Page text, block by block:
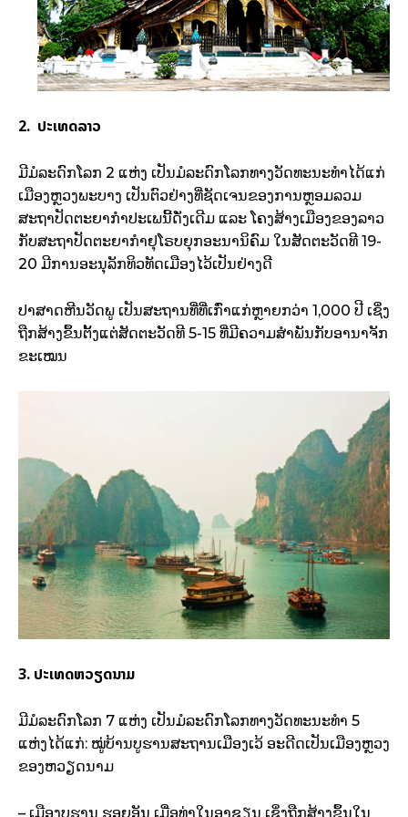
2. ປະເທດລາວ
ມີມໍລະດົກໂລກ 2 ແຫ່ງ ເປັນມໍລະດົກໂລກທາງວັດທະນະທຳໄດ້ແກ່
ເມືອງຫຼວງພະບາງ ເປັນຕົວຢ່າງທີ່ຊັດເຈນຂອງການຫຼອມລວມ
ສະຖາປັດຕະຍາກຳປະເພນີ້ດັ່ງເດີມ ແລະ ໂຄງສ້າງເມືອງຂອງລາວ
ກັບສະຖາປັດຕະຍາກຳຢຸໂຣບຍຸກອະນານິຄົມ ໃນສັດຕະວັດທີ 19-
20 ມີການອະນຸລັກທິວທັດເມືອງໄວ້ເປັນຢ່າງດີ
ປາສາດຫີນວັດພູ ເປັນສະຖານທີ່ທີ່ເກົ່າແກ່ຫຼາຍກວ່າ 1,000 ປີ ເຊິ່ງ
ຖືກສ້າງຂຶ້ນຕັ້ງແຕ່ສັດຕະວັດທີ 5-15 ທີ່ມີຄວາມສຳພັນກັບອານາຈັກ
ຂະເໝນ
3. ປະເທດຫວຽດນາມ
ມີມໍລະດົກໂລກ 7 ແຫ່ງ ເປັນມໍລະດົກໂລກທາງວັດທະນະທຳ 5
ແຫ່ງໄດ້ແກ່: ໝູ່ບ້ານບູຮານສະຖານເມືອງເວ້ ອະດີດເປັນເມືອງຫຼວງ
ຂອງຫວຽດນາມ
– ເມືອງບູຮານ ຮອຍອັນ ເມື່ອທ່າໃນອາຊຽນ ເຊິ່ງຖືກສ້າງຂຶ້ນໃນ